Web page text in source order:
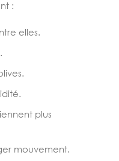
:
elles.
plus
mouvement.